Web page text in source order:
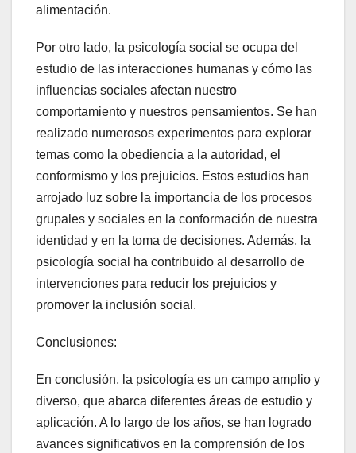
alimentación.
Por otro lado, la psicología social se ocupa del
estudio de las interacciones humanas y cómo las
influencias sociales afectan nuestro
comportamiento y nuestros pensamientos. Se han
realizado numerosos experimentos para explorar
temas como la obediencia a la autoridad, el
conformismo y los prejuicios. Estos estudios han
arrojado luz sobre la importancia de los procesos
grupales y sociales en la conformación de nuestra
identidad y en la toma de decisiones. Además, la
psicología social ha contribuido al desarrollo de
intervenciones para reducir los prejuicios y
promover la inclusión social.
Conclusiones:
En conclusión, la psicología es un campo amplio y
diverso, que abarca diferentes áreas de estudio y
aplicación. A lo largo de los años, se han logrado
avances significativos en la comprensión de los